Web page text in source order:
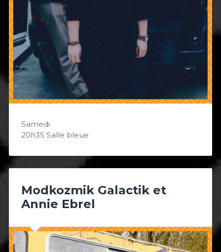
Samedi
20h35 Salle bleue
Modkozmik Galactik et
Annie Ebrel